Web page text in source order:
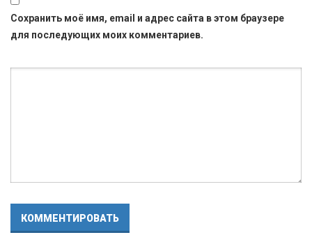
Сохранить моё имя, email и адрес сайта в этом браузере
для последующих моих комментариев.